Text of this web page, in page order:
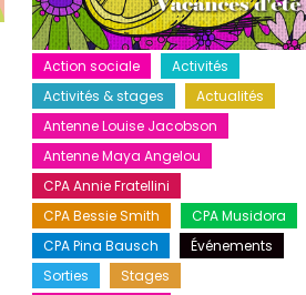
Action sociale
Activités
Activités & stages
Actualités
Antenne Louise Jacobson
Antenne Maya Angelou
CPA Annie Fratellini
CPA Bessie Smith
CPA Musidora
CPA Pina Bausch
Événements
Sorties
Stages